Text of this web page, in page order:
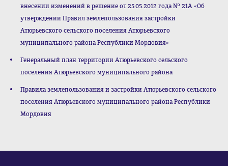
внесении изменений в решение от 25.05.2012 года № 21А «Об
утверждении Правил землепользования застройки
Атюрьевского сельского поселения Атюрьевского
муниципального района Республики Мордовия»
Генеральный план территории Атюрьевского сельского
поселения Атюрьевского муниципального района
Правила землепользования и застройки Атюрьевского сельского
поселения Атюрьевского муниципального района Республики
Мордовия